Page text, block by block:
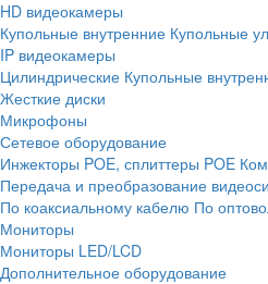
HD видеокамеры
Купольные внутренние Купольные
IP видеокамеры
Цилиндрические Купольные
Жесткие диски
Микрофоны
Сетевое оборудование
Инжекторы POE, сплиттеры POE
Передача и преобразование
По коаксиальному кабелю По
Мониторы
Мониторы LED/LCD
Дополнительное оборудование